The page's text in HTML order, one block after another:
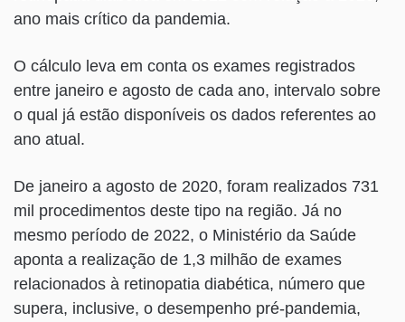
ano mais crítico da pandemia.
O cálculo leva em conta os exames registrados
entre janeiro e agosto de cada ano, intervalo sobre
o qual já estão disponíveis os dados referentes ao
ano atual.
De janeiro a agosto de 2020, foram realizados 731
mil procedimentos deste tipo na região. Já no
mesmo período de 2022, o Ministério da Saúde
aponta a realização de 1,3 milhão de exames
relacionados à retinopatia diabética, número que
supera, inclusive, o desempenho pré-pandemia,